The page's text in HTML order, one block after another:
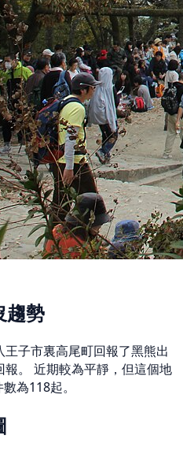
趨勢
子市裏高尾町回報了黑熊出
。 近期較為平靜，但這個地
為118起。